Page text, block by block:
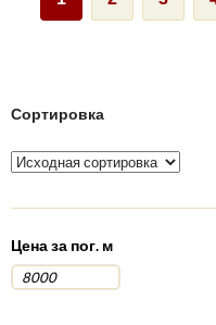
Сортировка
Цена за пог. м